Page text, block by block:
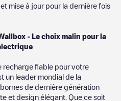
et mise à jour pour la dernière fois
- Le choix malin pour la
recharge fiable pour votre
un leader mondial de la
de dernière génération
et design élégant. Que ce soit